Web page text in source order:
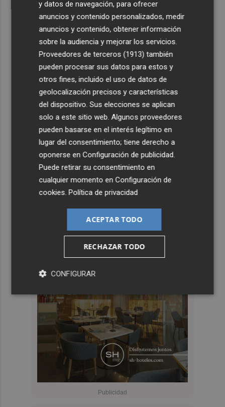
y datos de navegación, para ofrecer
anuncios y contenido personalizados, medir
anuncios y contenido, obtener información
sobre la audiencia y mejorar los servicios.
Proveedores de terceros (1913) también
pueden procesar sus datos para estos y
otros fines, incluido el uso de datos de
geolocalización precisos y características
del dispositivo. Sus elecciones se aplican
solo a este sitio web. Algunos proveedores
pueden basarse en el interés legítimo en
lugar del consentimiento; tiene derecho a
oponerse enConfiguración de publicidad
Puede retirar su consentimiento en
cualquier momento enConfiguración de
cookies .Política de privacidad
ACEPTAR TODO
RECHAZAR TODO
CONFIGURAR